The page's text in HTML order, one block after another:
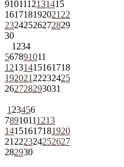
9101112131415
161718192021 22
23242526272829
30
1 234
567891011
12131415161718
192021 22232425
262728293031
1 23456
78910111213
14151617181920
21 222324252627
282930